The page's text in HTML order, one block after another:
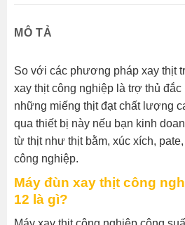
MÔ TẢ
So với các phương pháp xay thịt
xay thịt công nghiệp là trợ thủ
những miếng thịt đạt chất lượng
qua thiết bị này nếu bạn kinh
từ thịt như thịt bằm, xúc xích,
công nghiệp.
Máy đùn xay thịt công
12 là gì?